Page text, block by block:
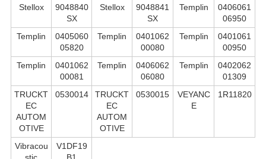
Stellox
9048840
SX
Stellox
9048841
SX
Templin
0406061
06950
Templin
0405060
05820
Templin
0401062
00080
Templin
0401061
00950
Templin
0401062
00081
Templin
0406062
06080
Templin
0402062
01309
TRUCKT
EC
AUTOM
OTIVE
0530014
TRUCKT
EC
AUTOM
OTIVE
0530015
VEYANC
E
1R11820
Vibracou
stic
V1DF19
B1